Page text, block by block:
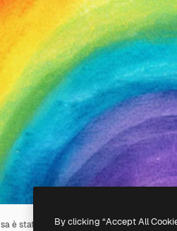
è stata generata con l' IA. Creane una
By clicking “Accept All